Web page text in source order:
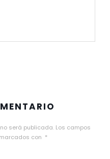
será publicada. Los campos
con *